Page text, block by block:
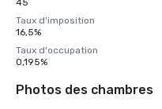
45
Taux d'imposition
16,5%
Taux d'occupation
0,195%
Photos des chambres